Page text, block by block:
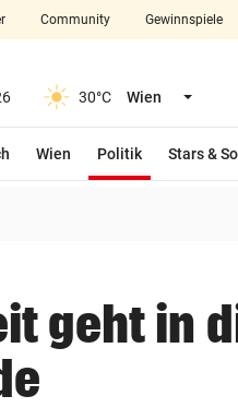
closeSchließen
arrow_right
Community Gewinnspiele
30°C Wien Menü
Wien Politik
Stars &
geht in